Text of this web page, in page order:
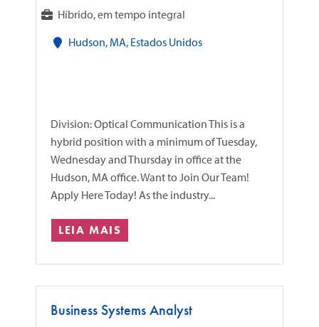
Híbrido, em tempo integral
Hudson, MA, Estados Unidos
Division: Optical Communication This is a
hybrid position with a minimum of Tuesday,
Wednesday and Thursday in office at the
Hudson, MA office. Want to Join Our Team!
Apply Here Today! As the industry...
LEIA MAIS
Business Systems Analyst